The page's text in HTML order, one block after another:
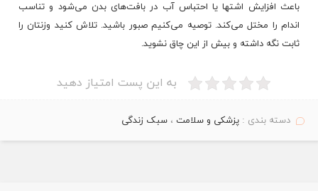
باعث افزایش اشتها یا احتباس آب در بافت‌های بدن می‌شود و تناسب
اندام را مختل می‌کند. توصیه می‌کنیم صبور باشید. تلاش کنید وزنتان را
ثابت نگه داشته و بیش از این چاق نشوید.
به این پست امتیاز دهید
دسته بندی :پزشکی و سلامت ،سبک زندگی